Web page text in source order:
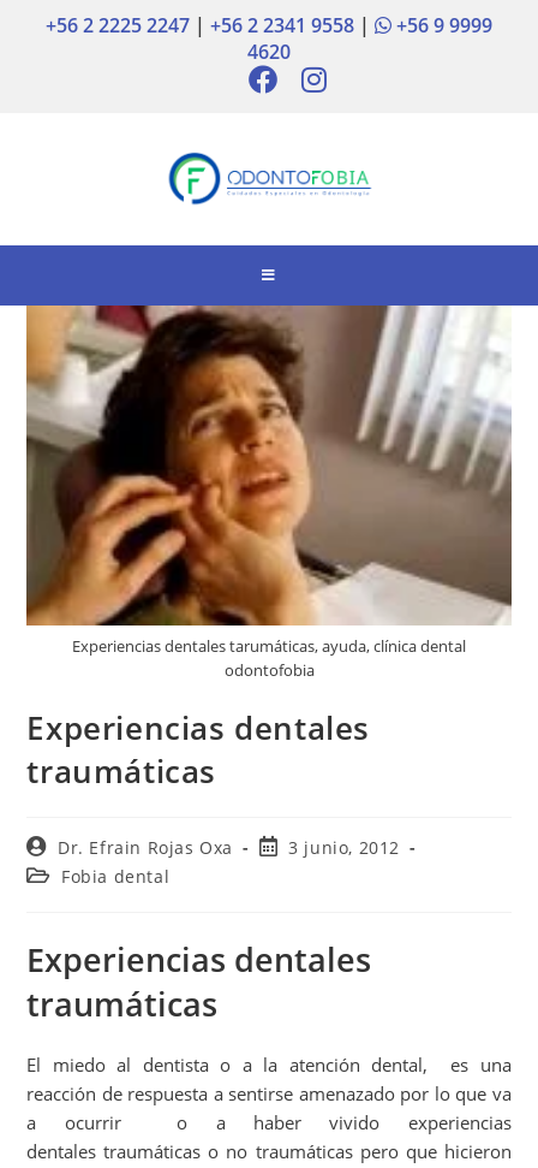
+56 2 2225 2247 | +56 2 2341 9558 |
+56 9 9999
4620
Experiencias dentales tarumáticas, ayuda, clínica dental
odontofobia
Experiencias dentales
traumáticas
Dr. Efrain Rojas Oxa
3 junio, 2012
Fobia dental
Experiencias dentales
traumáticas
El miedo al dentista o a la atención dental, es una
reacción de respuesta a sentirse amenazado por lo que va
a ocurrir o a haber vivido experiencias
dentales traumáticas o no traumáticas pero que hicieron